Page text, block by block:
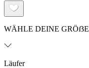
WÄHLE DEINE GRÖẞE
Läufer